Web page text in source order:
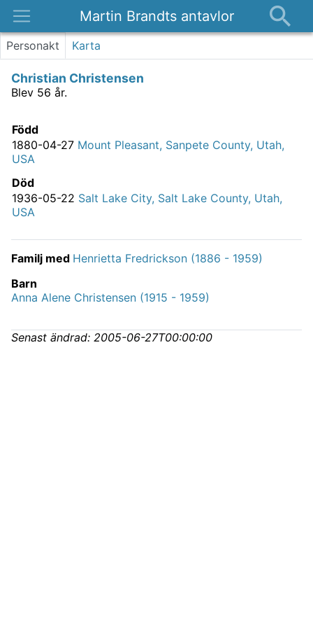
Martin Brandts antavlor
Platser
Om
Personakt Karta
Christian Christensen
Blev 56 år.
Född
1880-04-27 Mount Pleasant, Sanpete County, Utah,
USA
Död
1936-05-22 Salt Lake City, Salt Lake County, Utah,
USA
Familj med Henrietta Fredrickson (1886 - 1959)
Barn
Anna Alene Christensen (1915 - 1959)
Senast ändrad: 2005-06-27T00:00:00